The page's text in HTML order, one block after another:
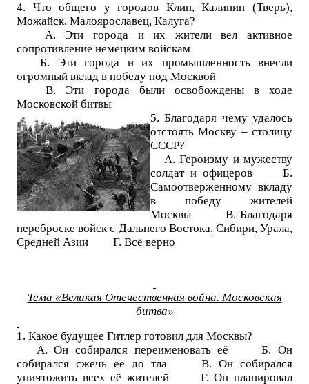
4. Что общего у городов Клин, Калинин (Тверь),
Можайск, Малоярославец, Калуга?
А. Эти города и их жители вел активное
сопротивление немецким войскам
Б. Эти города и их промышленность внесли
огромный вклад в победу под Москвой
В. Эти города были освобождены в ходе
Московской битвы
5. Благодаря чему удалось
отстоять Москву – столицу
СССР?
А. Героизму и мужеству
солдат и офицеров Б.
Самоотверженному вкладу
в победу жителей
Москвы В. Благодаря
переброске войск с Дальнего Востока, Сибири, Урала,
Средней Азии Г. Всё верно
Тема «Великая Отечественная война. Московская
битва»
1. Какое будущее Гитлер готовил для Москвы?
А. Он собирался переименовать её Б. Он
собирался сжечь её до тла В. Он собирался
уничтожить всех её жителей Г. Он планировал